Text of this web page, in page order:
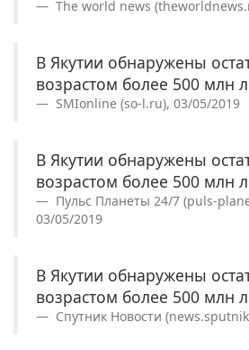
The world news
В Якутии обнаружены
возрастом более 500 млн
SMIonline (so-l.ru), 03/05/2019
В Якутии обнаружены
возрастом более 500 млн
Пульс Планеты 24/7 (puls-
03/05/2019
В Якутии обнаружены
возрастом более 500 млн
Спутник Новости